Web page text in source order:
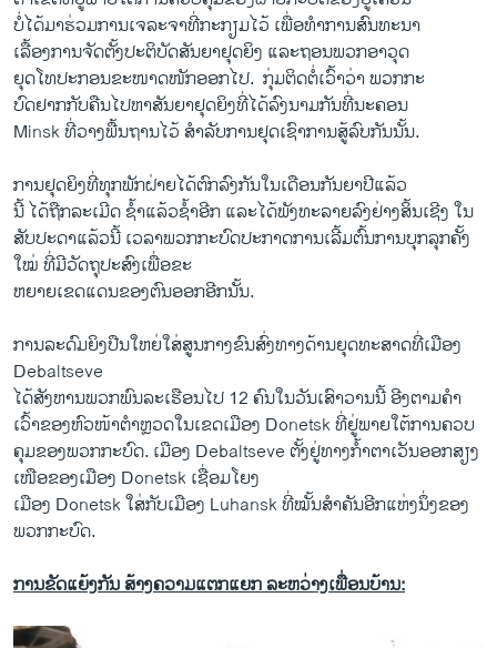
ບໍ່​ໄດ້​ມາ​ຮ່ວມ​ການ​ເຈລະຈາ​ທີ່​ກະກຽມ​ໄວ້​ ເພື່ອ​ທຳ​ການ​ສົນທະນາ​
ເລື້ອງ​ການຈັດ​ຕັ້ງ​ປະຕິບັດສັນຍາ​ຢຸດ​ຍິງ ​ແລະ​ຖອນ​ພວກ​ອາວຸດ​
ຍຸດ​ໂທ​ປະກອນ​ຂະໜາດ​ໜັກ​ອອກ​ໄປ. ​ ກຸ່ມຕິດ​ຕໍ່ເວົ້າ​ວ່າ ພວກ​ກະ
ບົດ​ຢາກ​ກັບ​ຄືນ​ໄປ​ຫາສັນ​ຍາ​ຢຸດ​ຍິງ​ທີ່​ໄດ້​ລົງ​ນາມ​ກັນທີ່​ນະຄອນ
Minsk ທີ່​ວາງ​ພື້ນຖານ​ໄວ້ ​ສຳລັບ​ການ​ຢຸດ​ເຊົາການສູ້​ລົບກັນນັ້ນ.
ການ​ຢຸດ​ຍິງ​ທີ່​ທຸກ​ພັກ​ຝ່າຍ​ໄດ້​ຕົກລົງ​ກັນ​ໃນ​ເດືອນ​ກັນ​ຍາ​ປີ​ແລ້ວ
ນີ້ ​ໄດ້​ຖືກ​ລະ​ເມີດ​ ​ຊ້ຳ​ແລ້ວ​ຊ້ຳ​ອີກ ​ແລະ​ໄດ້​ພັງ​ທະລາ​ຍລົງ​ຢ່າງ​ສິ້ນເຊີງ ​ໃນ​
ສັບປະດາ​ແລ້ວ​ນີ້ ​ເວລາ​ພວກ​ກະບົດ​ປະກາດການ​ເລີ້ມຕົ້ນ​ການ​ບຸກລຸກຄັ້ງ
ໃໝ່ ທີ່​ມີ​ວັດຖຸ​ປະສົງ​ເພື່ອ​ຂະ
ຫຍາຍ​ເຂດ​ແດນ​ຂອງ​ຕົນ​ອອກ​ອີກນັ້ນ.
ການ​ລະດົມ​ຍິງ​ປືນ​ໃຫຍ່​ໃສ່​ສູນ​ກາງ​ຂົນ​ສົ່ງ​ທາງ​ດ້ານ​ຍຸດ​ທະ​ສາດ​ທີ່​ເມືອງ
Debaltseve
​ໄດ້​ສັງຫານ​ພວກ​ພົນລະ​ເຮືອນ​ໄປ 12 ຄົນ​ໃນ​ວັນ​ເສົາ​ວານ​ນີ້ ອີງ​ຕາມ​ຄຳ​
ເວົ້າ​ຂອງ​ຫົວໜ້າ​ຕຳຫຼວດ​ໃນເຂດ​ເມືອງ Donetsk ທີ່ຢູ່ພາຍ​ໃຕ້​ການ​ຄວບ​
ຄຸມ​ຂອງ​ພວກ​ກະບົດ. ​ເມືອ​ງ Debaltseve ຕັ້ງ​ຢູ່​ທາງ​ກ້ຳຕາ​ເວັນ​ອອກສຽງ​
ເໜືອ​ຂອງ​ເມືອງ Donetsk ​ເຊື່ອມ​ໂຍງ
ເມືອງ Donetsk ​ໃສ່​ກັບເມືອງ Luhansk ທີ່​ໝັ້ນ​ສຳຄັນ​ອີກ​ແຫ່ງ​ນຶ່ງ​ຂອງ​
ພວກ​ກະບົດ.
ການຂັດແຍ້ງກັນ ສ້າງຄວາມແຕກແຍກ ລະຫວ່າງເພື່ອນບ້ານ:
EMBED SHARE
Ukrainian Neighborhood Divided Over Conflict
byສຽງອາເມຣິກາ ວີໂອເອລາວ